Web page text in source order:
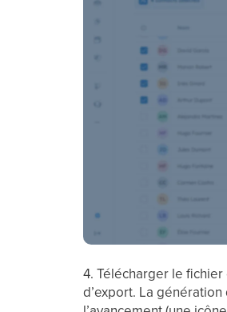
4. Télécharger le
d’export. La